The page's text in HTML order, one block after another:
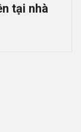
tại nhà